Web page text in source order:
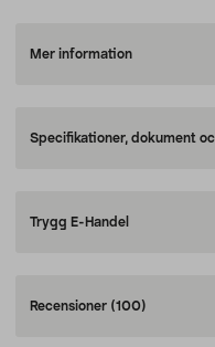
Mer information
Specifikationer, dokument
Trygg E-Handel
Recensioner (100)